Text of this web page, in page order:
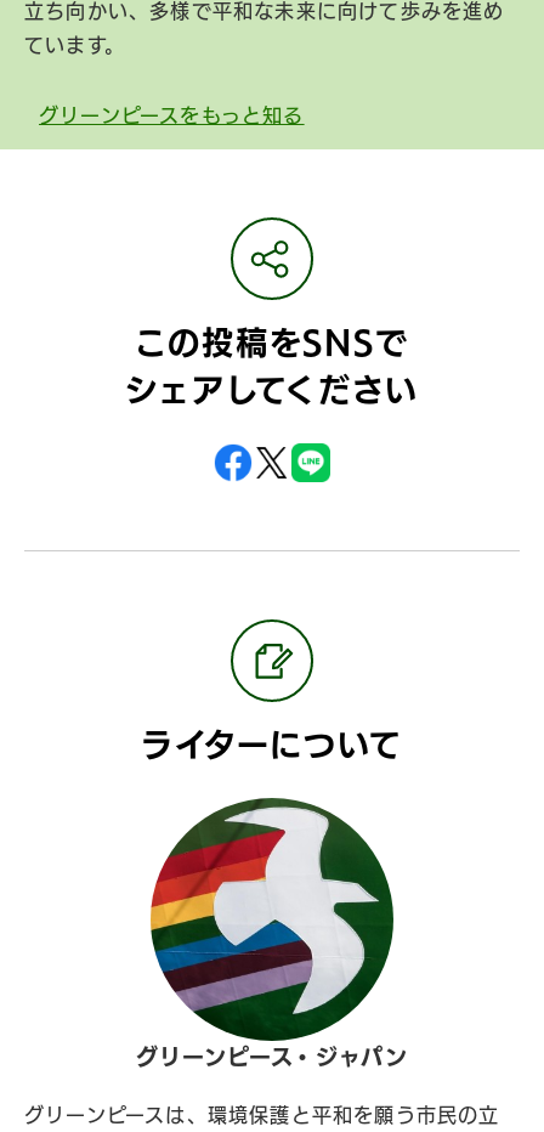
立ち向かい、多様で平和な未来に向けて歩みを進め
ています。
グリーンピースをもっと知る
この投稿をSNSで
シェアしてください
ライターについて
グリーンピース・ジャパン
グリーンピースは、環境保護と平和を願う市民の立